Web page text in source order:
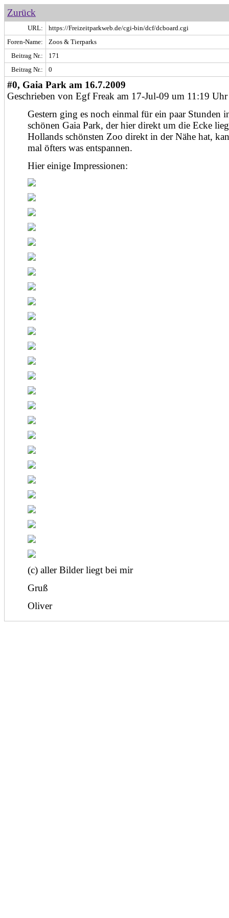
Zurück
URL:
https://Freizeitparkweb.de/cgi-bin/dcf/dcboard.cgi
Foren-Name:
Zoos & Tierparks
Beitrag Nr.:
171
Beitrag Nr.:
0
#0, Gaia Park am 16.7.2009
Geschrieben von Egf Freak am 17-Jul-09 um 11:19 Uhr
Gestern ging es noch einmal für ein paar Stunden
schönen Gaia Park, der hier direkt um die Ecke
Hollands schönsten Zoo direkt in der Nähe hat,
mal öfters was entspannen.
Hier einige Impressionen:
(c) aller Bilder liegt bei mir
Gruß
Oliver